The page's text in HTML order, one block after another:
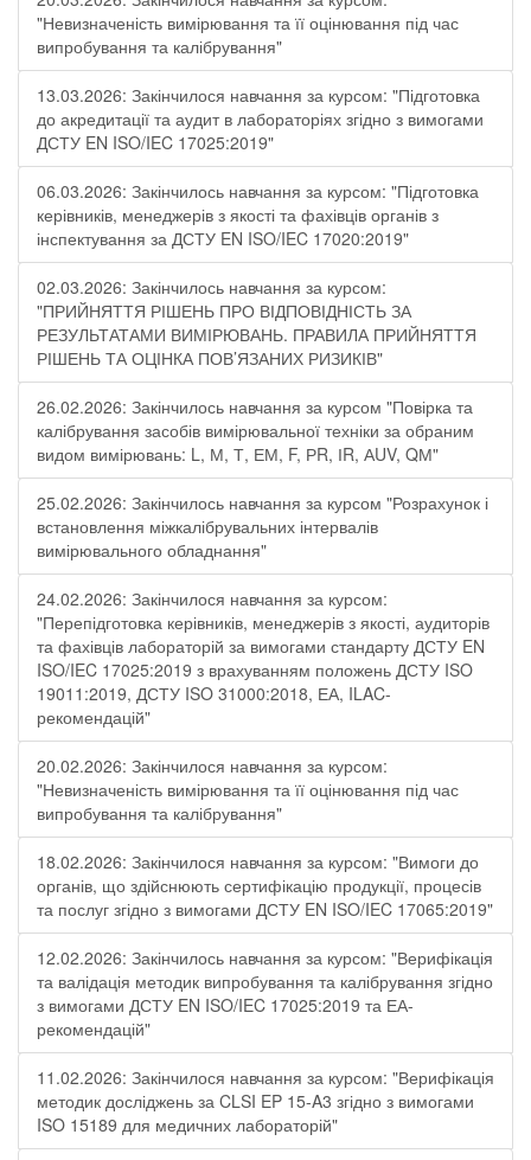
"Невизначеність вимірювання та її оцінювання під час
випробування та калібрування"
13.03.2026: Закінчилося навчання за курсом: "Підготовка
до акредитації та аудит в лабораторіях згідно з вимогами
ДСТУ EN ISO/IEC 17025:2019"
06.03.2026: Закінчилось навчання за курсом: "Підготовка
керівників, менеджерів з якості та фахівців органів з
інспектування за ДСТУ EN ISO/IEC 17020:2019"
02.03.2026: Закінчилось навчання за курсом:
"ПРИЙНЯТТЯ РІШЕНЬ ПРО ВІДПОВІДНІСТЬ ЗА
РЕЗУЛЬТАТАМИ ВИМІРЮВАНЬ. ПРАВИЛА ПРИЙНЯТТЯ
РІШЕНЬ ТА ОЦІНКА ПОВ’ЯЗАНИХ РИЗИКІВ"
26.02.2026: Закінчилось навчання за курсом "Повірка та
калібрування засобів вимірювальної техніки за обраним
видом вимірювань: L, М, Т, ЕМ, F, РR, ІR, АUV, QМ"
25.02.2026: Закінчилось навчання за курсом "Розрахунок і
встановлення міжкалібрувальних інтервалів
вимірювального обладнання"
24.02.2026: Закінчилося навчання за курсом:
"Перепідготовка керівників, менеджерів з якості, аудиторів
та фахівців лабораторій за вимогами стандарту ДСТУ EN
ISO/IEC 17025:2019 з врахуванням положень ДСТУ ISO
19011:2019, ДСТУ ISO 31000:2018, ЕА, ILAC-
рекомендацій"
20.02.2026: Закінчилося навчання за курсом:
"Невизначеність вимірювання та її оцінювання під час
випробування та калібрування"
18.02.2026: Закінчилося навчання за курсом: "Вимоги до
органів, що здійснюють сертифікацію продукції, процесів
та послуг згідно з вимогами ДСТУ EN ISO/IEC 17065:2019"
12.02.2026: Закінчилось навчання за курсом: "Верифікація
та валідація методик випробування та калібрування згідно
з вимогами ДСТУ EN ISO/IEC 17025:2019 та ЕА-
рекомендацій"
11.02.2026: Закінчилося навчання за курсом: "Верифікація
методик досліджень за CLSI EP 15-A3 згідно з вимогами
ISO 15189 для медичних лабораторій"